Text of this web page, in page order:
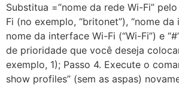
Substitua =”nome da rede Wi-Fi”
Fi (no exemplo, “britonet”), “nome
nome da interface Wi-Fi (“Wi-Fi”) e
de prioridade que você deseja
exemplo, 1); Passo 4. Execute o
show profiles” (sem as aspas)